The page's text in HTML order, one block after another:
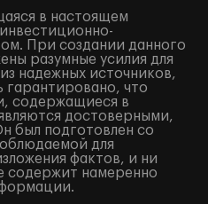
в настоящем
При создании данного
разумные усилия для
надежных источников,
что
содержащиеся в
достоверными,
был подготовлен со
для
фактов, и ни
содержит намеренно